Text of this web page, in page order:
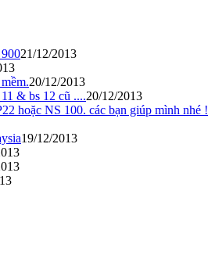
21/12/2013
20/12/2013
& bs 12 cũ ....20/12/2013
hoặc NS 100. các bạn giúp mình nhé !
19/12/2013